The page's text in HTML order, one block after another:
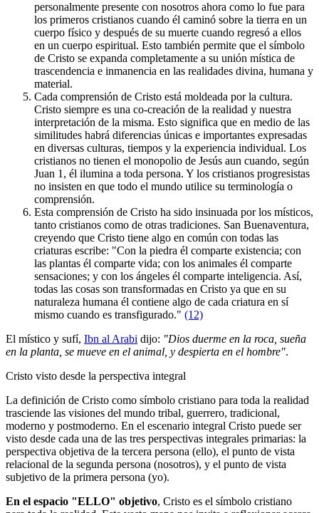
personalmente presente con nosotros ahora como lo fue para
los primeros cristianos cuando él caminó sobre la tierra en un
cuerpo físico y después de su muerte cuando regresó a ellos
en un cuerpo espiritual. Esto también permite que el símbolo
de Cristo se expanda completamente a su unión mística de
trascendencia e inmanencia en las realidades divina, humana y
material.
Cada comprensión de Cristo está moldeada por la cultura.
Cristo siempre es una co-creación de la realidad y nuestra
interpretación de la misma. Esto significa que en medio de las
similitudes habrá diferencias únicas e importantes expresadas
en diversas culturas, tiempos y la experiencia individual. Los
cristianos no tienen el monopolio de Jesús aun cuando, según
Juan 1, él ilumina a toda persona. Y los cristianos progresistas
no insisten en que todo el mundo utilice su terminología o
comprensión.
Esta comprensión de Cristo ha sido insinuada por los místicos,
tanto cristianos como de otras tradiciones. San Buenaventura,
creyendo que Cristo tiene algo en común con todas las
criaturas escribe: "Con la piedra él comparte existencia; con
las plantas él comparte vida; con los animales él comparte
sensaciones; y con los ángeles él comparte inteligencia. Así,
todas las cosas son transformadas en Cristo ya que en su
naturaleza humana él contiene algo de cada criatura en sí
mismo cuando es transfigurado." (12)
El místico y sufí, Ibn al Arabi dijo: "Dios duerme en la roca, sueña
en la planta, se mueve en el animal, y despierta en el hombre".
Cristo visto desde la perspectiva integral
La definición de Cristo como símbolo cristiano para toda la realidad
trasciende las visiones del mundo tribal, guerrero, tradicional,
moderno y postmoderno. En el escenario integral Cristo puede ser
visto desde cada una de las tres perspectivas integrales primarias: la
perspectiva objetiva de la tercera persona (ello), el punto de vista
relacional de la segunda persona (nosotros), y el punto de vista
subjetivo de la primera persona (yo).
En el espacio "ELLO" objetivo, Cristo es el símbolo cristiano